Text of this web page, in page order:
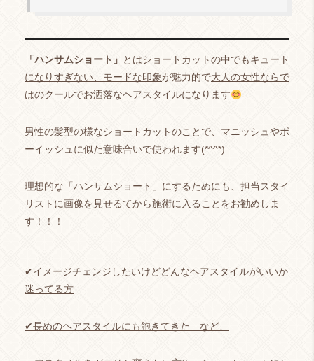
「ハンサムショート」 とはショートカットの中でもキュート
になりすぎない、モードな印象が魅力的で大人の女性ならで
はのクールでお洒落なヘアスタイルになります
男性の髪型の様なショートカットのことで、マニッシュやボ
ーイッシュに似た意味合いで使われます(*^^*)
理想的な「ハンサムショート」にするためにも、担当スタイ
リストに画像を見せるてから施術に入ることをお勧めしま
す！！！
✔︎イメージチェンジしたいけどどんなヘアスタイルがいいか
迷ってる方
✔︎長めのヘアスタイルにも飽きてきた など、